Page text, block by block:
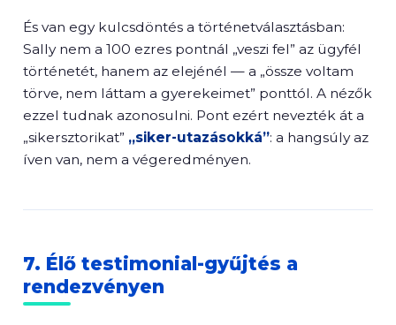
És van egy kulcsdöntés a történetválasztásban:
Sally nem a 100 ezres pontnál „veszi fel” az ügyfél
történetét, hanem az elejénél — a „össze voltam
törve, nem láttam a gyerekeimet” ponttól. A nézők
ezzel tudnak azonosulni. Pont ezért nevezték át a
„sikersztorikat” „siker-utazásokká”: a hangsúly az
íven van, nem a végeredményen.
7. Élő testimonial-gyűjtés a
rendezvényen